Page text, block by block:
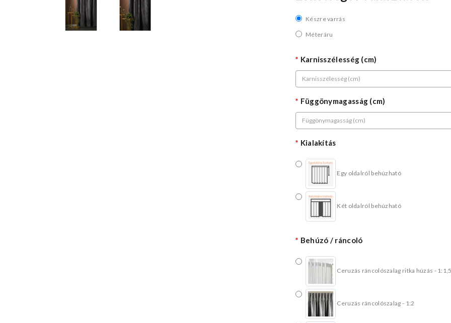
Készre varrás
Méteráru
Karnisszélesség (cm)
Függönymagasság (cm)
Kialakítás
Egy oldalról behúzható
Két oldalról behúzható
Behúzó / ráncoló
Ceruzás ráncolószalag ritka húzás - 1:1,5
Ceruzás ráncolószalag - 1:2